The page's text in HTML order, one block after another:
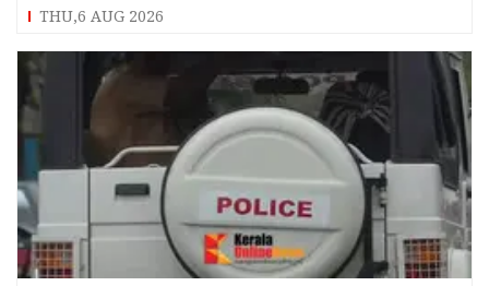
THU,6 AUG 2026